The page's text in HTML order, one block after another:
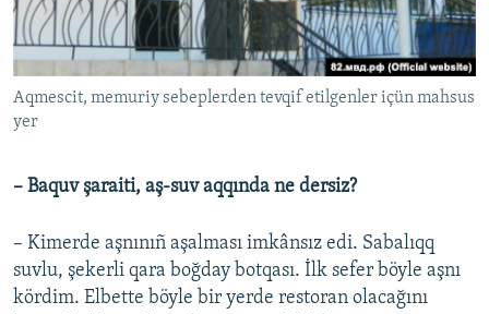
Aqmescit, memuriy sebeplerden tevqif etilgenler içün mahsus
yer
– Baquv şaraiti, aş-suv aqqında ne dersiz?
– Kimerde aşnınıñ aşalması imkânsız edi. Sabalıqq
suvlu, şekerli qara boğday botqası. İlk sefer böyle aşnı
kördim. Elbette böyle bir yerde restoran olacağını